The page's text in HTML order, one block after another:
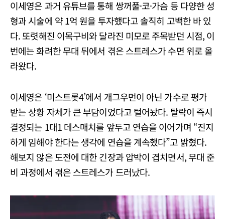
이세영은 과거 유튜브를 통해 쌍꺼풀·코·가슴 등 다양한 성
형과 시술에 약 1억 원을 투자했다고 솔직히 고백한 바 있
다. 또렷해진 이목구비와 달라진 미모로 주목받던 시점, 이
번에는 화려한 무대 뒤에서 겪은 스트레스가 수면 위로 올
라왔다.
이세영은 ‘미스트롯4’에서 개그우먼이 아닌 가수로 평가
받는 상황 자체가 큰 부담이었다고 털어놨다. 탈락이 즉시
결정되는 1대1 데스매치를 앞두고 연습을 이어가며 “진지
하게 임해야 한다는 생각에 연습을 계속했다”고 밝혔다.
해보지 않은 도전에 대한 긴장과 압박이 겹치면서, 무대 준
비 과정에서 겪은 스트레스가 드러났다.